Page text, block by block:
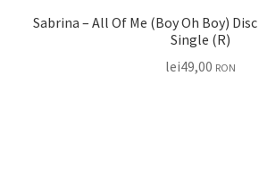
Sabrina – All Of Me (Boy Oh Boy) Disc vinil VG VG+ Maxi-
Single (R)
lei49,00 RON